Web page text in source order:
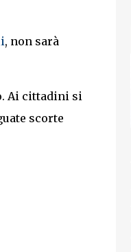
, non sarà
Ai cittadini si
scorte